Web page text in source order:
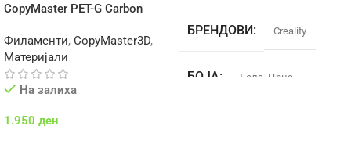
CopyMaster PET-G Carbon
Филаменти, CopyMaster3D,
Материјали
На залиха
1.950 ден
БРЕНДОВИ Creality
БОЈА Бела Црна